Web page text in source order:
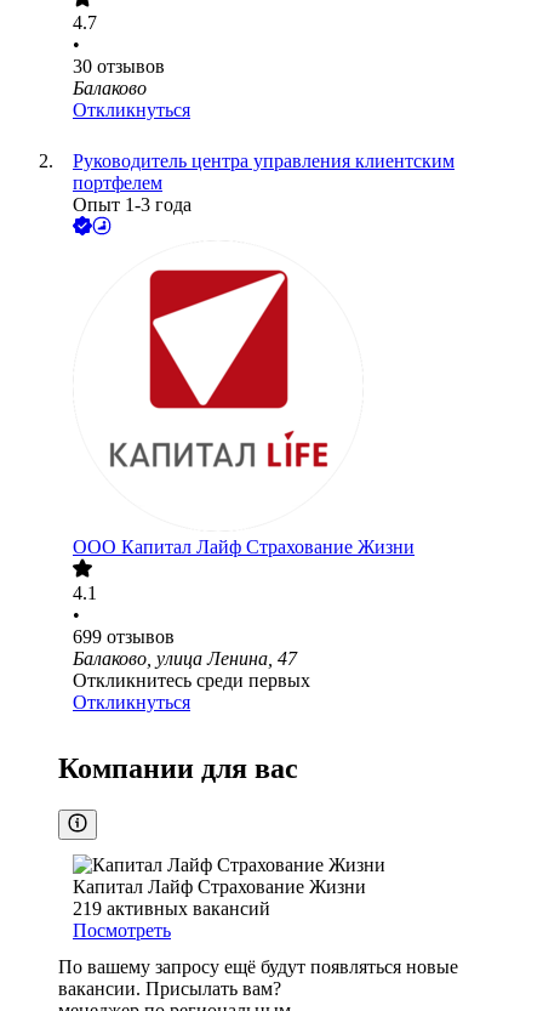
4.7
•
30 отзывов
Балаково
Откликнуться
Руководитель центра управления клиентским
портфелем
Опыт 1-3 года
ООО Капитал Лайф Страхование Жизни
4.1
•
699 отзывов
Балаково, улица Ленина, 47
Откликнитесь среди первых
Откликнуться
Компании для вас
Капитал Лайф Страхование Жизни
219 активных вакансий
Посмотреть
По вашему запросу ещё будут появляться новые
вакансии. Присылать вам?